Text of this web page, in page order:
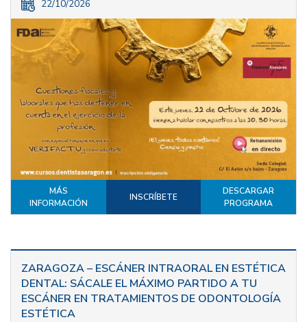
22/10/2026
MÁS
INFORMACIÓN
INSCRÍBETE
DESCARGAR
PROGRAMA
ZARAGOZA – ESCÁNER INTRAORAL EN ESTÉTICA
DENTAL: SÁCALE EL MÁXIMO PARTIDO A TU
ESCÁNER EN TRATAMIENTOS DE ODONTOLOGÍA
ESTÉTICA